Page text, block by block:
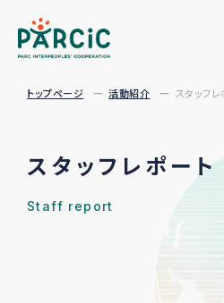
トップページ 活動紹介 スタッフレ
スタッフレポート
Staff report